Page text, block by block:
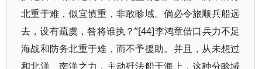
北重于难，似宜慎重，非敢畛域。倘必令旅顺兵船远
去，设有疏虞，咎将谁执？”[44]李鸿章借口兵力不足
海战和防务北重于难，而不予援助。并且，从未想过
和北洋、南洋之力，主动歼法船于海上，这种分畛域